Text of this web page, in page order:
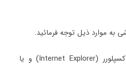
به موارد ذیل توجه فرمائید.
لطفا از مرورگر اینترنت اکسپلورر (Internet Explorer) و یا